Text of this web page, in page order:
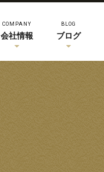
COMPANY
会社情報
BLOG
ブログ